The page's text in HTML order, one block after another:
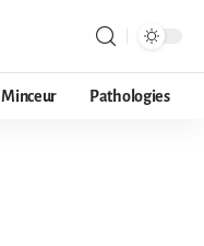
Minceur Pathologies